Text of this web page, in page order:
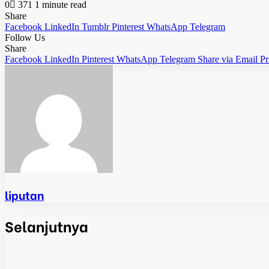
0 371 1 minute read
Share
Facebook LinkedIn Tumblr Pinterest WhatsApp Telegram
Follow Us
Share
Facebook LinkedIn Pinterest WhatsApp Telegram Share via Email
liputan
Selanjutnya